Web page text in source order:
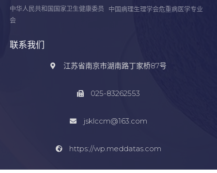
中华人民共和国国家卫生健康委员
会
中国病理生理学会危重病医学专业
联系我们
江苏省南京市湖南路丁家桥87号
025-83262553
jsklccm@163.com
https://wp.meddatas.com